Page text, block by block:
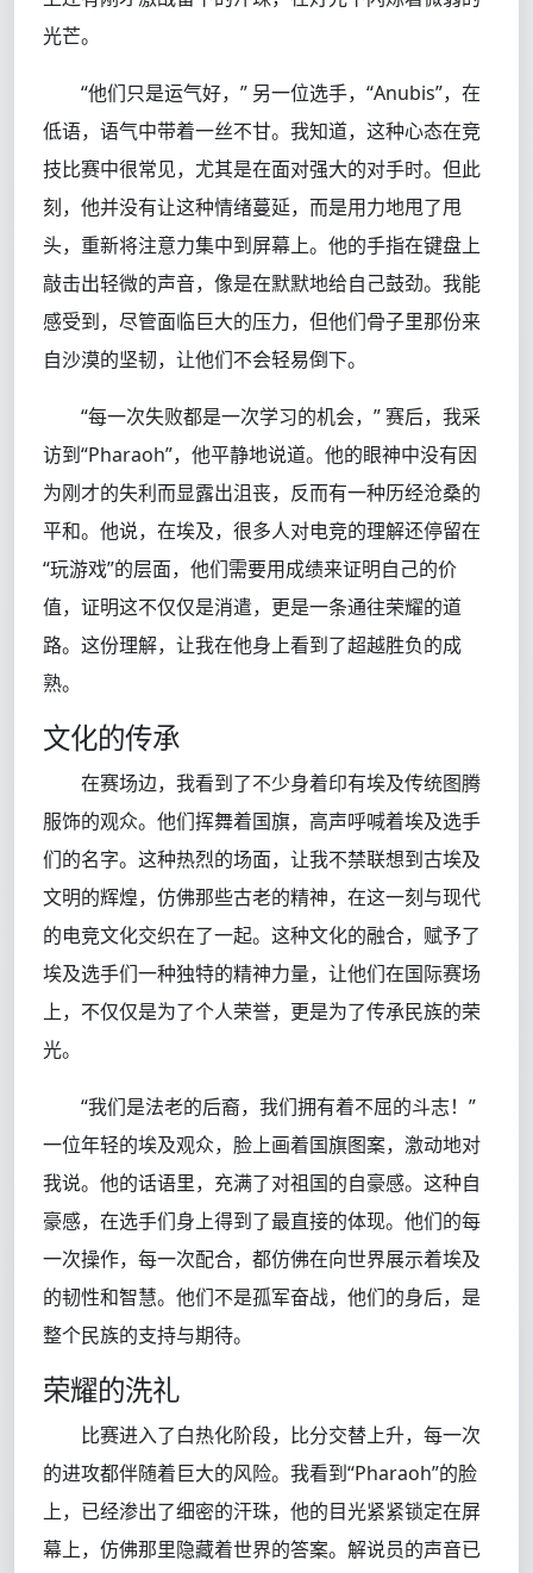
光芒。
“他们只是运气好，” 另一位选手，“Anubis”，在
低语，语气中带着一丝不甘。我知道，这种心态在竞
技比赛中很常见，尤其是在面对强大的对手时。但此
刻，他并没有让这种情绪蔓延，而是用力地甩了甩
头，重新将注意力集中到屏幕上。他的手指在键盘上
敲击出轻微的声音，像是在默默地给自己鼓劲。我能
感受到，尽管面临巨大的压力，但他们骨子里那份来
自沙漠的坚韧，让他们不会轻易倒下。
“每一次失败都是一次学习的机会，” 赛后，我采
访到“Pharaoh”，他平静地说道。他的眼神中没有因
为刚才的失利而显露出沮丧，反而有一种历经沧桑的
平和。他说，在埃及，很多人对电竞的理解还停留在
“玩游戏”的层面，他们需要用成绩来证明自己的价
值，证明这不仅仅是消遣，更是一条通往荣耀的道
路。这份理解，让我在他身上看到了超越胜负的成
熟。
文化的传承
在赛场边，我看到了不少身着印有埃及传统图腾
服饰的观众。他们挥舞着国旗，高声呼喊着埃及选手
们的名字。这种热烈的场面，让我不禁联想到古埃及
文明的辉煌，仿佛那些古老的精神，在这一刻与现代
的电竞文化交织在了一起。这种文化的融合，赋予了
埃及选手们一种独特的精神力量，让他们在国际赛场
上，不仅仅是为了个人荣誉，更是为了传承民族的荣
光。
“我们是法老的后裔，我们拥有着不屈的斗志！”
一位年轻的埃及观众，脸上画着国旗图案，激动地对
我说。他的话语里，充满了对祖国的自豪感。这种自
豪感，在选手们身上得到了最直接的体现。他们的每
一次操作，每一次配合，都仿佛在向世界展示着埃及
的韧性和智慧。他们不是孤军奋战，他们的身后，是
整个民族的支持与期待。
荣耀的洗礼
比赛进入了白热化阶段，比分交替上升，每一次
的进攻都伴随着巨大的风险。我看到“Pharaoh”的脸
上，已经渗出了细密的汗珠，他的目光紧紧锁定在屏
幕上，仿佛那里隐藏着世界的答案。解说员的声音已